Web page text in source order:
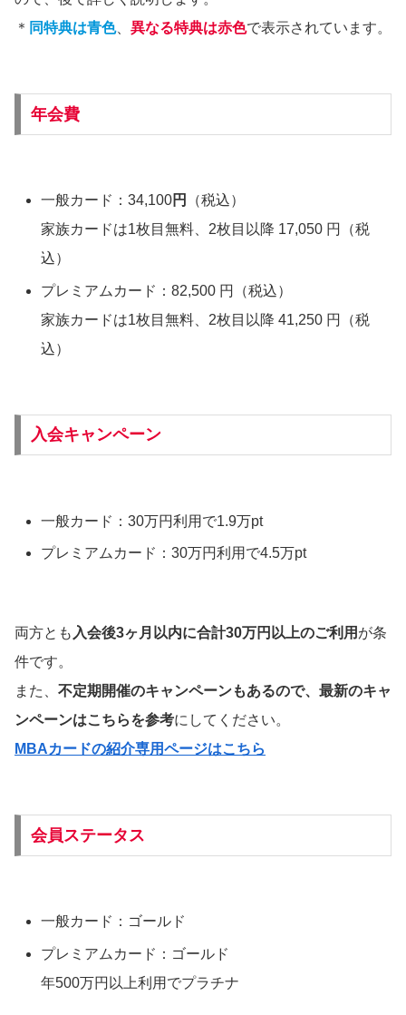
＊ 同特典は青色、 異なる特典は赤色で表示されています。
年会費
一般カード：34,100円
（税込）
家族カードは1枚目無料、2枚目以降 17,050 円（税
込）
プレミアムカード：82,500 円（税込）
家族カードは1枚目無料、2枚目以降 41,250 円（税
込）
入会キャンペーン
一般カード：30万円利用で1.9万pt
プレミアムカード：30万円利用で4.5万pt
両方とも 入会後3ヶ月以内に合計30万円以上のご利用 が条
件です。
また、 不定期開催のキャンペーンもあるので、最新のキャ
ンペーンはこちらを参考にしてください。
MBAカードの紹介専用ページはこちら
会員ステータス
一般カード：ゴールド
プレミアムカード：ゴールド
年500万円以上利用でプラチナ